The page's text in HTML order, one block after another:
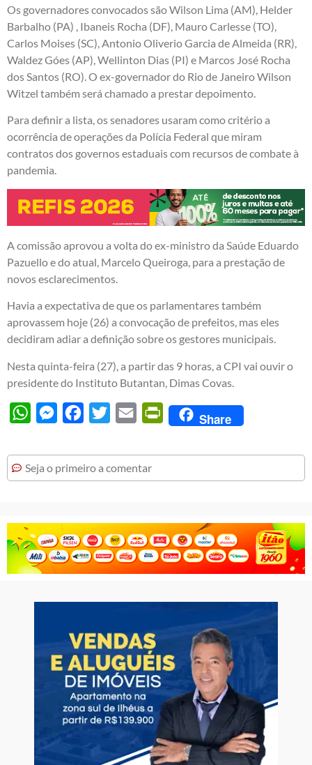
Os governadores convocados são Wilson Lima (AM), Helder
Barbalho (PA) , Ibaneis Rocha (DF), Mauro Carlesse (TO),
Carlos Moises (SC), Antonio Oliverio Garcia de Almeida (RR),
Waldez Góes (AP), Wellinton Dias (PI) e Marcos José Rocha
dos Santos (RO). O ex-governador do Rio de Janeiro Wilson
Witzel também será chamado a prestar depoimento.
Para definir a lista, os senadores usaram como critério a
ocorrência de operações da Polícia Federal que miram
contratos dos governos estaduais com recursos de combate à
pandemia.
A comissão aprovou a volta do ex-ministro da Saúde Eduardo
Pazuello e do atual, Marcelo Queiroga, para a prestação de
novos esclarecimentos.
Havia a expectativa de que os parlamentares também
aprovassem hoje (26) a convocação de prefeitos, mas eles
decidiram adiar a definição sobre os gestores municipais.
Nesta quinta-feira (27), a partir das 9 horas, a CPI vai ouvir o
presidente do Instituto Butantan, Dimas Covas.
WhatsAppMessengerFacebook
Twitter Email PrintFriendly
Share
Seja o primeiro a comentar